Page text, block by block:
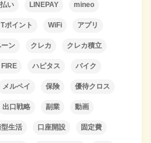
い LINEPAY mineo
Tポイント WiFi アプリ
ン クレカ クレカ積立
ハピタス バイク
メルペイ 保険 優待クロス
出口戦略 副業 動画
生活 口座開設 固定費